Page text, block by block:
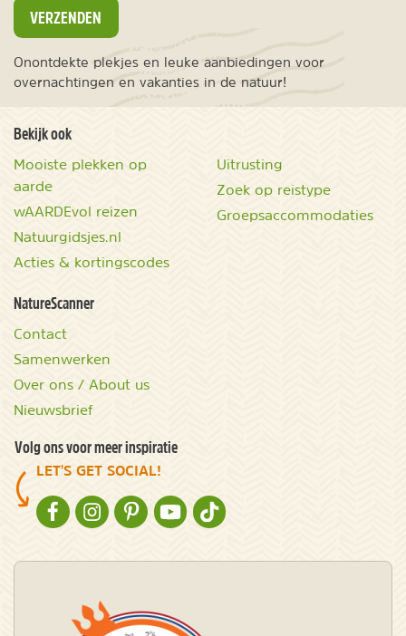
VERZENDEN
Onontdekte plekjes en leuke aanbiedingen voor
overnachtingen en vakanties in de natuur!
Bekijk ook
Mooiste plekken op
aarde
wAARDEvol reizen
Natuurgidsjes.nl
Acties & kortingscodes
Uitrusting
Zoek op reistype
Groepsaccommodaties
NatureScanner
Contact
Samenwerken
Over ons / About us
Nieuwsbrief
Volg ons voor meer inspiratie
LET'S GET SOCIAL!
NATURESCANNER OP FACEBOOK
NATURESCANNER OP INSTAGRAM
NATURESCANNER OP PINTEREST
NATURESCANNER OP YOUTUBE
NATURESCANNER OP TIKTOK